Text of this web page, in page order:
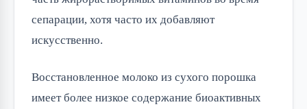
сепарации, хотя часто их добавляют
искусственно.
Восстановленное молоко из сухого порошка
имеет более низкое содержание биоактивных